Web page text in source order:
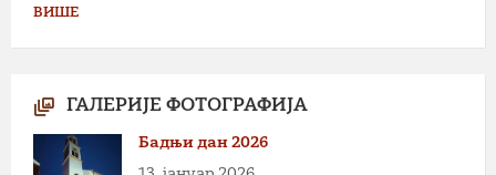
ВИШЕ
ГАЛЕРИЈЕ ФОТОГРАФИЈА
Бадњи дан 2026